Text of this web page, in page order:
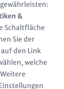
&
Schaltfläche
Sie der
auf den Link
welche